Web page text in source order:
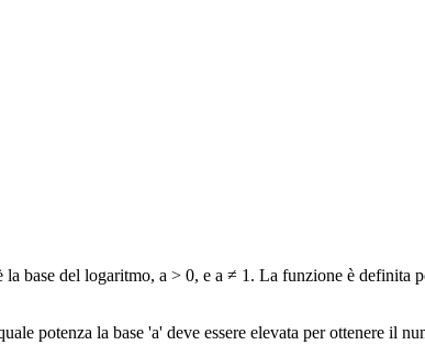
base del logaritmo, a > 0, e a ≠ 1. La funzione è definita
potenza la base 'a' deve essere elevata per ottenere il